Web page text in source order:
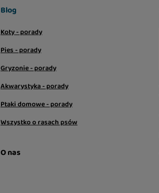
Blog
Koty - porady
Pies - porady
Gryzonie - porady
Akwarystyka - porady
Ptaki domowe - porady
Wszystko o rasach psów
O nas